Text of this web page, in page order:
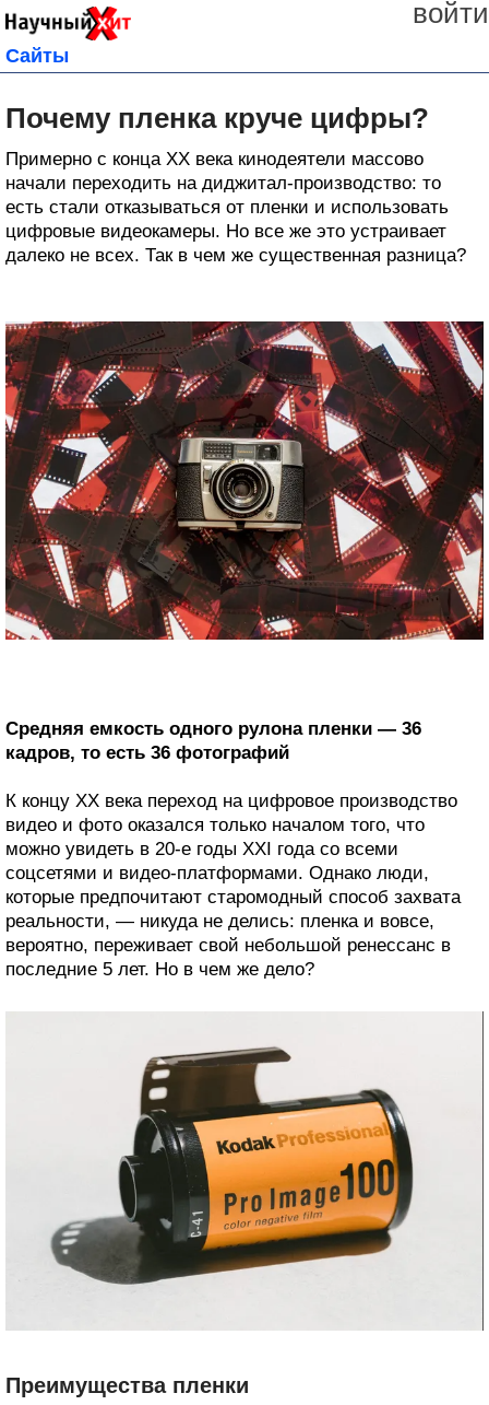
войти
Сайты
Почему пленка круче цифры?
Примерно с конца XX века кинодеятели массово
начали переходить на диджитал-производство: то
есть стали отказываться от пленки и использовать
цифровые видеокамеры. Но все же это устраивает
далеко не всех. Так в чем же существенная разница?
Средняя емкость одного рулона пленки — 36
кадров, то есть 36 фотографий
К концу XX века переход на цифровое производство
видео и фото оказался только началом того, что
можно увидеть в 20-е годы XXI года со всеми
соцсетями и видео-платформами. Однако люди,
которые предпочитают старомодный способ захвата
реальности, — никуда не делись: пленка и вовсе,
вероятно, переживает свой небольшой ренессанс в
последние 5 лет. Но в чем же дело?
Преимущества пленки